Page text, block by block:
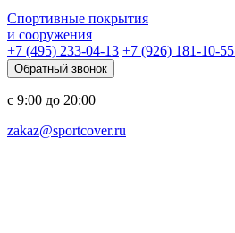
Спортивные покрытия
и сооружения
+7 (495) 233-04-13 +7 (926) 181-10-55
Обратный звонок
с 9:00 до 20:00
zakaz@sportcover.ru